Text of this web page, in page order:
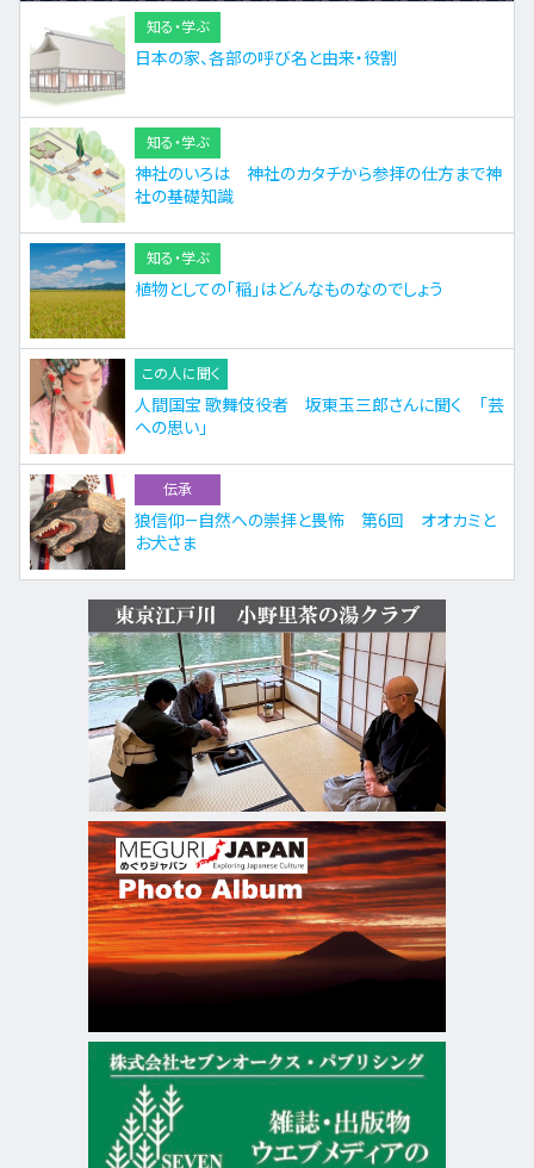
知る・学ぶ
日本の家、各部の呼び名と由来・役割
知る・学ぶ
神社のいろは 神社のカタチから参拝の仕方まで神
社の基礎知識
知る・学ぶ
植物としての「稲」はどんなものなのでしょう
この人に聞く
人間国宝 歌舞伎役者 坂東玉三郎さんに聞く 「芸
への思い」
伝承
狼信仰—自然への崇拝と畏怖 第6回 オオカミと
お犬さま